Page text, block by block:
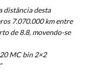
distância desta
7.070.000 km entre
de 8.8, movendo-se
MC bin 2×2